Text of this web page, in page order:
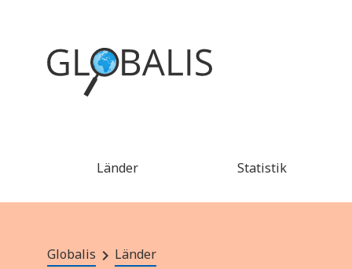
Länder Statistik
Globalis Länder